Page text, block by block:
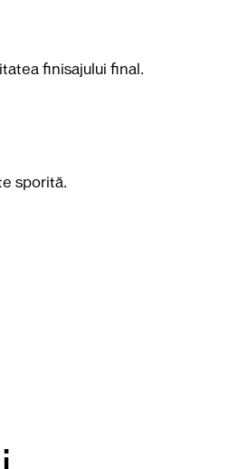
finisajului final.
sporită.